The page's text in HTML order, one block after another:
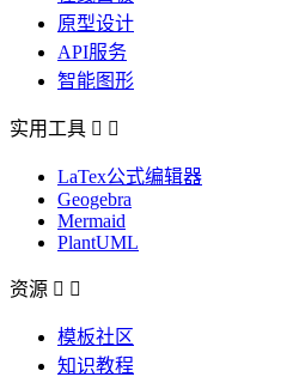
原型设计
API服务
智能图形
实用工具  
LaTex公式编辑器
Geogebra
Mermaid
PlantUML
资源  
模板社区
知识教程